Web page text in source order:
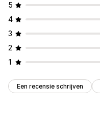
5
4
3
2
1
Een recensie schrijven